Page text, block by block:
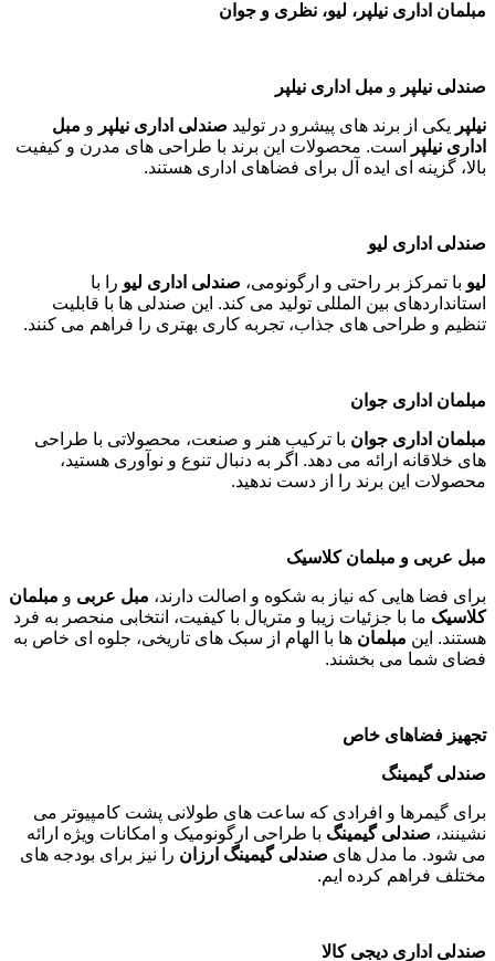
مبلمان اداری نیلپر، لیو، نظری و جوان
صندلی نیلپر و مبل اداری نیلپر
نیلپر یکی از برند های پیشرو در تولید صندلی اداری نیلپر و مبل
اداری نیلپر
است. محصولات این برند با طراحی های مدرن و کیفیت
بالا، گزینه ای ایده آل برای فضاهای اداری هستند.
صندلی اداری لیو
لیو با تمرکز بر راحتی و ارگونومی، صندلی اداری لیو را با
استانداردهای بین المللی تولید می کند. این صندلی ها با قابلیت
تنظیم و طراحی های جذاب، تجربه کاری بهتری را فراهم می کنند.
مبلمان اداری جوان
مبلمان اداری جوان با ترکیب هنر و صنعت، محصولاتی با طراحی
های خلاقانه ارائه می دهد. اگر به دنبال تنوع و نوآوری هستید،
محصولات این برند را از دست ندهید.
مبل عربی و مبلمان کلاسیک
برای فضا هایی که نیاز به شکوه و اصالت دارند، مبل عربی و مبلمان
کلاسیک ما با جزئیات زیبا و متریال با کیفیت، انتخابی منحصر به فرد
هستند. این مبلمان ها با الهام از سبک های تاریخی، جلوه ای خاص به
فضای شما می بخشند.
تجهیز فضاهای خاص
صندلی گیمینگ
برای گیمرها و افرادی که ساعت های طولانی پشت کامپیوتر می
نشینند، صندلی گیمینگ با طراحی ارگونومیک و امکانات ویژه ارائه
می شود. ما مدل های صندلی گیمینگ ارزان را نیز برای بودجه های
مختلف فراهم کرده ایم.
صندلی اداری دیجی کالا